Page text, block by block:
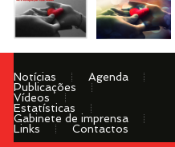
Notícias
Agenda
Publicações
Vídeos
Estatísticas
Gabinete de imprensa
Links
Contactos